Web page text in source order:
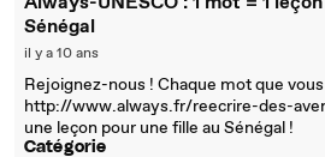
Sénégal
il y a 10 ans
Rejoignez-nous ! Chaque mot que
http://www.always.fr/reecrire-des-
une leçon pour une fille au Sénégal !
Catégorie